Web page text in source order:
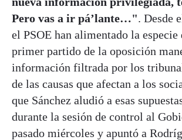
Pero vas a ir pá’lante…". Desde
el PSOE han alimentado la especie
primer partido de la oposición
información filtrada por los
de las causas que afectan a los
que Sánchez aludió a esas
durante la sesión de control al
pasado miércoles y apuntó a